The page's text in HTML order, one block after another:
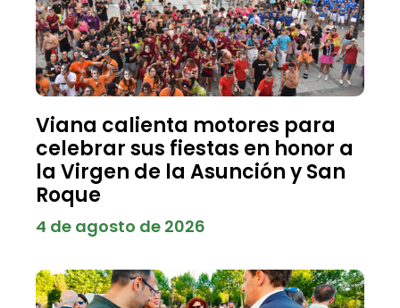
Viana calienta motores para
celebrar sus fiestas en honor a
la Virgen de la Asunción y San
Roque
4 de agosto de 2026